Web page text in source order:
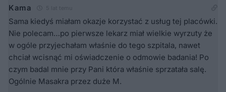
Kama
Sama kiedyś miałam okazje korzystać z usług tej placówki.
Nie polecam…po pierwsze lekarz miał wielkie wyrzuty że
w ogóle przyjechałam właśnie do tego szpitala, nawet
chciał wcisnąć mi oświadczenie o odmowie badania! Po
czym badal mnie przy Pani która właśnie sprzatała salę.
Ogólnie Masakra przez duże M.